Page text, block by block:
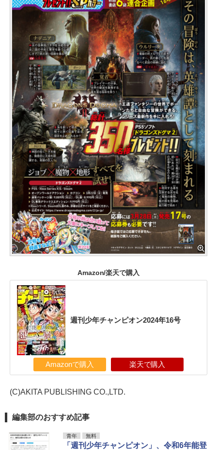
Amazon/楽天で購入
週刊少年チャンピオン2024年16号
Amazonで購入 楽天で購入
(C)AKITA PUBLISHING CO.,LTD.
編集部のおすすめ記事
青年 無料
「週刊少年チャンピオン」、令和6年能登